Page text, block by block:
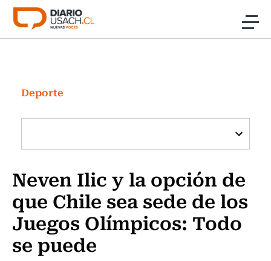
Click acá para ir directamente al contenido
Investigación
Cultura
Programas Radio y TV Usach
Deporte
Neven Ilic y la opción de
que Chile sea sede de los
Juegos Olímpicos: Todo
se puede